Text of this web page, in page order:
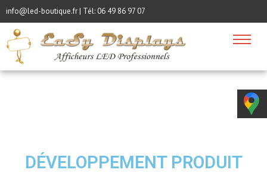
info@led-boutique.fr | Tél: 06 49 86 97 07
DÉVELOPPEMENT PRODUIT